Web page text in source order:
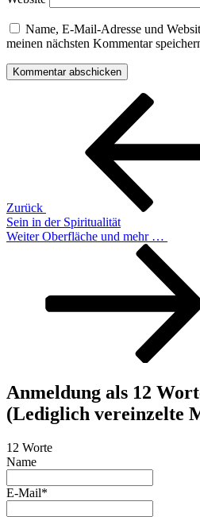
Name, E-Mail-Adresse und
meinen nächsten Kommentar
Beitragsnavigation
Zurück
Sein in der Spiritualität
Nächster
Weiter Oberfläche und mehr …
Anmeldung als 12
(Lediglich vereinzelte
12 Worte
Name
E-Mail*